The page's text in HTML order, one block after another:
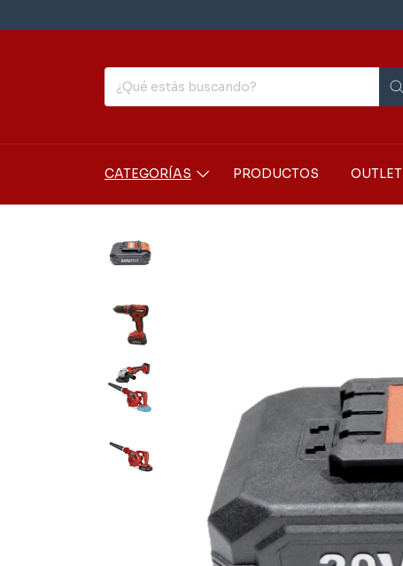
CATEGORÍAS PRODUCTOS OUTLET